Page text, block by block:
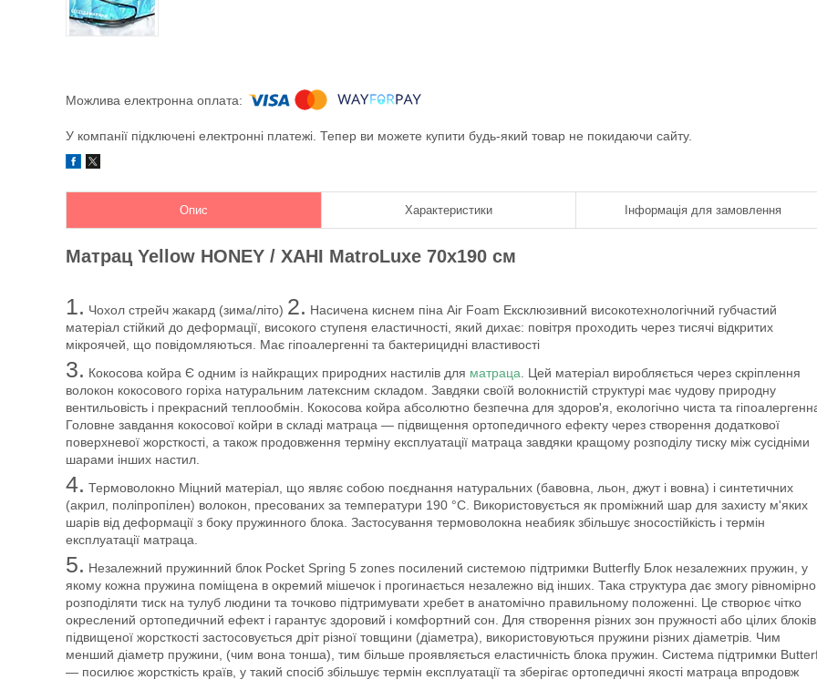
У компанії підключені електронні платежі. Тепер ви можете купити будь-який товар не покидаючи сайту.
Опис Характеристики Інформація для замовлення
Матрац Yellow HONEY / ХАНІ MatroLuxe 70х190 см
1. Чохол стрейч жакард (зима/літо) 2. Насичена киснем піна Air Foam Ексклюзивний високотехнологічний губчастий
матеріал стійкий до деформації, високого ступеня еластичності, який дихає: повітря проходить через тисячі відкритих
мікроячей, що повідомляються. Має гіпоалергенні та бактерицидні властивості
3. Кокосова койра Є одним із найкращих природних настилів для матраца . Цей матеріал виробляється через скріплення
волокон кокосового горіха натуральним латексним складом. Завдяки своїй волокнистій структурі має чудову природну
вентильовість і прекрасний теплообмін. Кокосова койра абсолютно безпечна для здоров'я, екологічно чиста та
Головне завдання кокосової койри в складі матраца — підвищення ортопедичного ефекту через створення додаткової
поверхневої жорсткості, а також продовження терміну експлуатації матраца завдяки кращому розподілу тиску між сусідніми
шарами інших настил.
4. Термоволокно Міцний матеріал, що являє собою поєднання натуральних (бавовна, льон, джут і вовна) і синтетичних
(акрил, поліпропілен) волокон, пресованих за температури 190 °C. Використовується як проміжний шар для захисту м'яких
шарів від деформації з боку пружинного блока. Застосування термоволокна неабияк збільшує зносостійкість і термін
експлуатації матраца.
5. Незалежний пружинний блок Pocket Spring 5 zones посилений системою підтримки Butterfly Блок незалежних пружин, у
якому кожна пружина поміщена в окремий мішечок і прогинається незалежно від інших. Така структура дає змогу рівномірно
розподіляти тиск на тулуб людини та точково підтримувати хребет в анатомічно правильному положенні. Це створює чітко
окреслений ортопедичний ефект і гарантує здоровий і комфортний сон. Для створення різних зон пружності або цілих блоків
підвищеної жорсткості застосовується дріт різної товщини (діаметра), використовуються пружини різних діаметрів. Чим
менший діаметр пружини, (чим вона тонша), тим більше проявляється еластичність блока пружин. Система підтримки
— посилює жорсткість країв, у такий спосіб збільшує термін експлуатації та зберігає ортопедичні якості матраца впродовж